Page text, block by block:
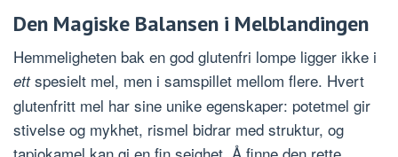
Den Magiske Balansen i Melblandingen
Hemmeligheten bak en god glutenfri lompe ligger ikke i
ettspesielt mel, men i samspillet mellom flere. Hvert
glutenfritt mel har sine unike egenskaper: potetmel gir
stivelse og mykhet, rismel bidrar med struktur, og